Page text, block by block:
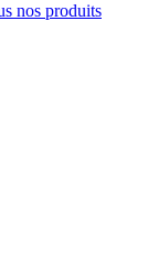
nos produits